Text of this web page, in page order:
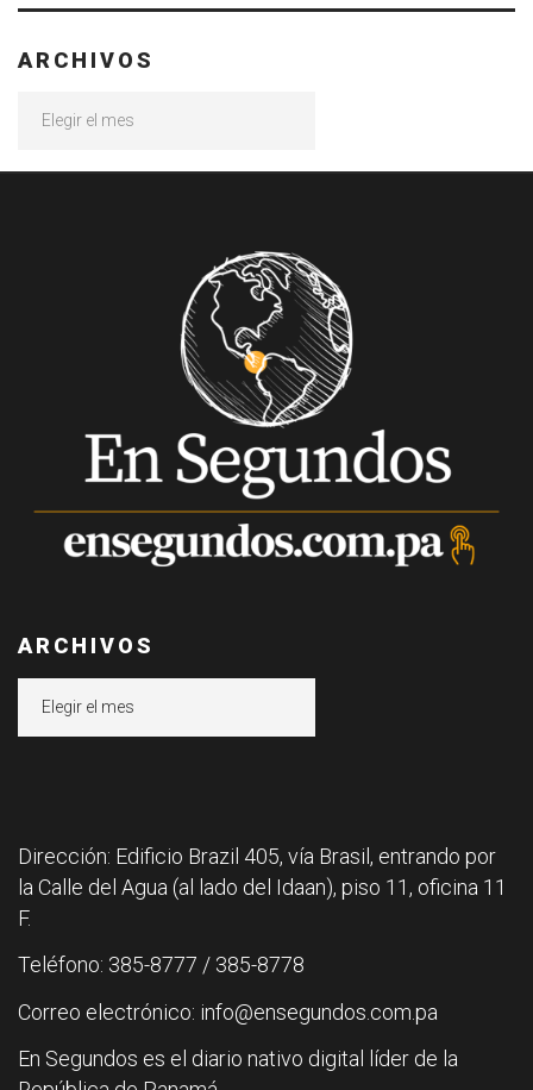
ARCHIVOS
ARCHIVOS
Dirección: Edificio Brazil 405, vía Brasil, entrando por
la Calle del Agua (al lado del Idaan), piso 11, oficina 11
F.
Teléfono: 385-8777 / 385-8778
Correo electrónico: info@ensegundos.com.pa
En Segundos es el diario nativo digital líder de la